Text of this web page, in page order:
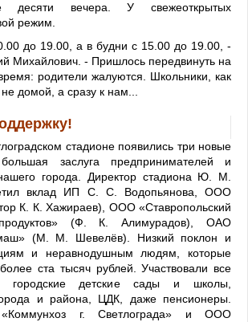
десяти вечера. У свежеоткрытых
режим.
до 19.00, а в будни с 15.00 до 19.00, -
Михайлович. - Пришлось передвинуть на
родители жалуются. Школьники, как
домой, а сразу к нам...
стадионе появились три новые
заслуга предпринимателей и
города. Директор стадиона Ю. М.
вклад ИП С. С. Водопьянова, ООО
К. К. Хажираев), ООО «Ставропольский
(Ф. К. Алимурадов), ОАО
(М. М. Шевелёв). Низкий поклон и
и неравнодушным людям, которые
ста тысяч рублей. Участвовали все
городские детские сады и школы,
и района, ЦДК, даже пенсионеры.
г. Светлограда» и ООО